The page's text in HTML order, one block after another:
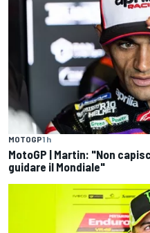
MOTOGP1 h
MotoGP | Martin: "Non
guidare il Mondiale"